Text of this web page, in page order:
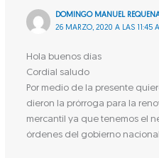
DOMINGO MANUEL
26 MARZO, 2020 A LAS 11:45
Hola buenos días
Cordial saludo
Por medio de la presente
dieron la prórroga para la
mercantil ya que tenemos el
órdenes del gobierno nacional